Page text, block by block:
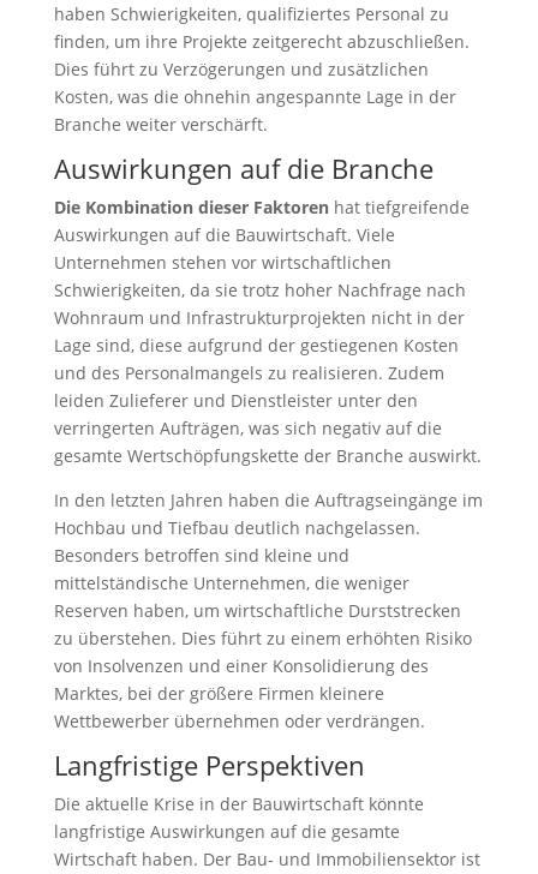
haben Schwierigkeiten, qualifiziertes Personal zu
finden, um ihre Projekte zeitgerecht abzuschließen.
Dies führt zu Verzögerungen und zusätzlichen
Kosten, was die ohnehin angespannte Lage in der
Branche weiter verschärft.
Auswirkungen auf die Branche
Die Kombination dieser Faktorenhat tiefgreifende
Auswirkungen auf die Bauwirtschaft. Viele
Unternehmen stehen vor wirtschaftlichen
Schwierigkeiten, da sie trotz hoher Nachfrage nach
Wohnraum und Infrastrukturprojekten nicht in der
Lage sind, diese aufgrund der gestiegenen Kosten
und des Personalmangels zu realisieren. Zudem
leiden Zulieferer und Dienstleister unter den
verringerten Aufträgen, was sich negativ auf die
gesamte Wertschöpfungskette der Branche auswirkt.
In den letzten Jahren haben die Auftragseingänge im
Hochbau und Tiefbau deutlich nachgelassen.
Besonders betroffen sind kleine und
mittelständische Unternehmen, die weniger
Reserven haben, um wirtschaftliche Durststrecken
zu überstehen. Dies führt zu einem erhöhten Risiko
von Insolvenzen und einer Konsolidierung des
Marktes, bei der größere Firmen kleinere
Wettbewerber übernehmen oder verdrängen.
Langfristige Perspektiven
Die aktuelle Krise in der Bauwirtschaft könnte
langfristige Auswirkungen auf die gesamte
Wirtschaft haben. Der Bau- und Immobiliensektor ist